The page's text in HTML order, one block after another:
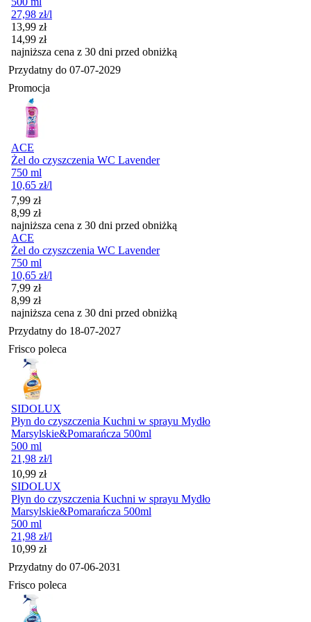
27,98 zł/l
Cena promocyjna
13,99 zł
14,99 zł
najniższa cena z 30 dni przed obniżką
Przydatny do 07-07-2029
Promocja
ACE
Żel do czyszczenia WC Lavender
750 ml
10,65 zł/l
Cena promocyjna
7,99 zł
8,99 zł
najniższa cena z 30 dni przed obniżką
ACE
Żel do czyszczenia WC Lavender
750 ml
10,65 zł/l
Cena promocyjna
7,99 zł
8,99 zł
najniższa cena z 30 dni przed obniżką
Przydatny do 18-07-2027
Frisco poleca
SIDOLUX
Płyn do czyszczenia Kuchni w sprayu Mydło
Marsylskie&Pomarańcza 500ml
500 ml
21,98 zł/l
Cena
10,99 zł
SIDOLUX
Płyn do czyszczenia Kuchni w sprayu Mydło
Marsylskie&Pomarańcza 500ml
500 ml
21,98 zł/l
Cena
10,99 zł
Przydatny do 07-06-2031
Frisco poleca